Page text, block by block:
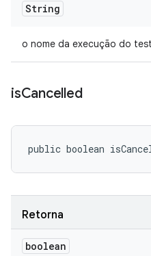
String
o nome da execução do
isCancelled
public boolean
Retorna
boolean